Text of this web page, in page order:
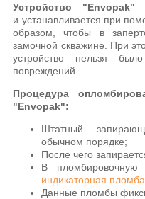
Устройство "Envopak"
и устанавливается при
образом, чтобы в
замочной скважине. При
устройство нельзя
повреждений.
Процедура
"Envopak":
Штатный
обычном порядке;
После чего
В пломбировочную
индикаторная
Данные пломбы